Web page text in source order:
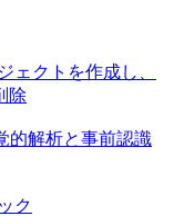
ェクトを作成し、
除
的解析と事前認識
ク